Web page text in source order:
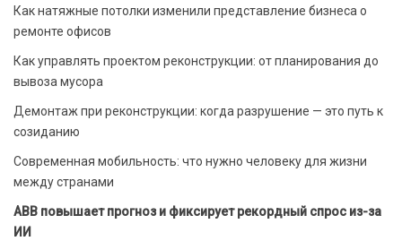
Как натяжные потолки изменили представление бизнеса о
ремонте офисов
Как управлять проектом реконструкции: от планирования до
вывоза мусора
Демонтаж при реконструкции: когда разрушение — это путь к
созиданию
Современная мобильность: что нужно человеку для жизни
между странами
ABB повышает прогноз и фиксирует рекордный спрос из-за
ИИ